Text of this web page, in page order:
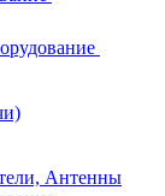
Антенны